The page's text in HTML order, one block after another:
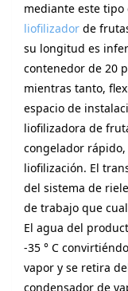
mediante este tipo
liofilizador de
su longitud es
contenedor de 20
mientras tanto,
espacio de
liofilizadora de
congelador
liofilización. El
del sistema de
de trabajo que
El agua del
-35 ° C
vapor y se retira
condensador de